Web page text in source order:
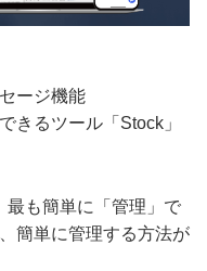
ージ機能
きるツール「Stock」
最も簡単に「管理」で
簡単に管理する方法が